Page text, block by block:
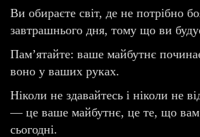
Ви обираєте світ, де не потрібно
завтрашнього дня, тому що ви
Пам’ятайте: ваше майбутнє
воно у ваших руках.
Ніколи не здавайтесь і ніколи не
— це ваше майбутнє, це те, що вам
сьогодні.